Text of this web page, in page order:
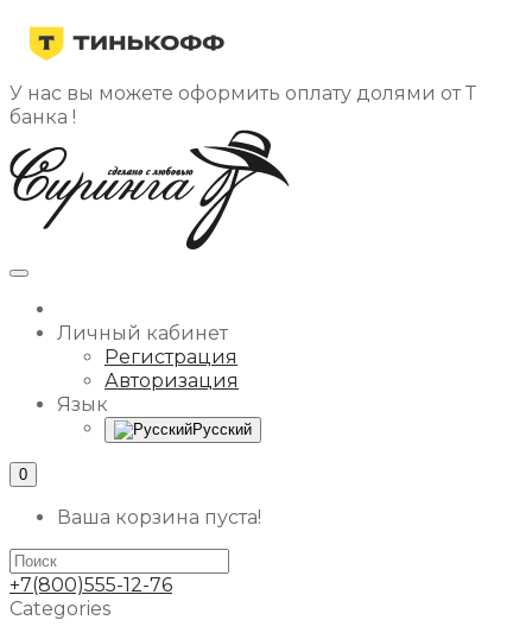
У нас вы можете оформить оплату долями от Т
банка !
Личный кабинет
Регистрация
Авторизация
Язык
Русский
0
Ваша корзина пуста!
+7(800)555-12-76
Categories